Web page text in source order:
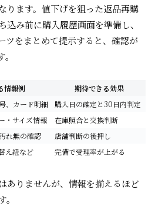
ります。値下げを狙った返品再購
込み前に購入履歴画面を準備し、
ツをまとめて提示すると、確認が
情報例
期待できる効果
、カード明細
購入日の確定と30日内判定
・サイズ情報
在庫照合と交換判断
れ無の確認
店舗判断の後押し
え紐など 完備で受理率が上がる
ありませんが、情報を揃えるほど